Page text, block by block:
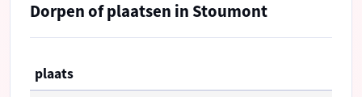
Dorpen of plaatsen in Stoumont
plaats